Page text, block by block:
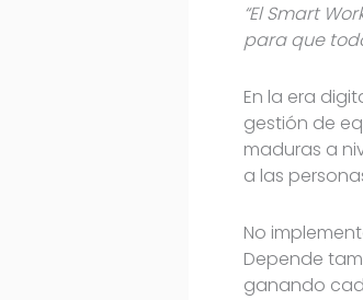
“El Smart
para que
En la era
gestión de
maduras a
a las
No
Depende
ganando